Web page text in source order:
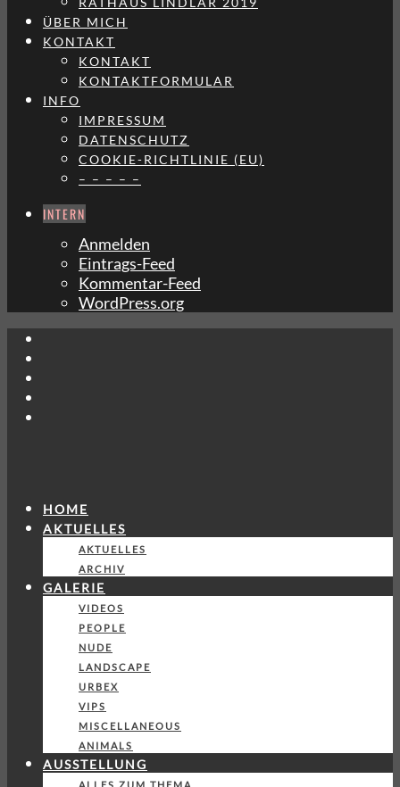
ÜBER MICH
KONTAKT
KONTAKT
KONTAKTFORMULAR
INFO
IMPRESSUM
DATENSCHUTZ
COOKIE-RICHTLINIE (EU)
– – – – –
INTERN
Anmelden
Eintrags-Feed
Kommentar-Feed
WordPress.org
HOME
AKTUELLES
AKTUELLES
ARCHIV
GALERIE
VIDEOS
PEOPLE
NUDE
LANDSCAPE
URBEX
VIPS
MISCELLANEOUS
ANIMALS
AUSSTELLUNG
ALLES ZUM THEMA